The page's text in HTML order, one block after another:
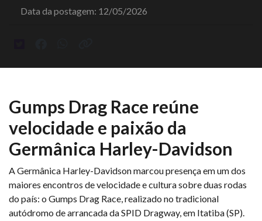
Data da postagem: 12/05/2026
Gumps Drag Race reúne
velocidade e paixão da
Germânica Harley-Davidson
A Germânica Harley-Davidson marcou presença em um dos
maiores encontros de velocidade e cultura sobre duas rodas
do país: o Gumps Drag Race, realizado no tradicional
autódromo de arrancada da SPID Dragway, em Itatiba (SP).